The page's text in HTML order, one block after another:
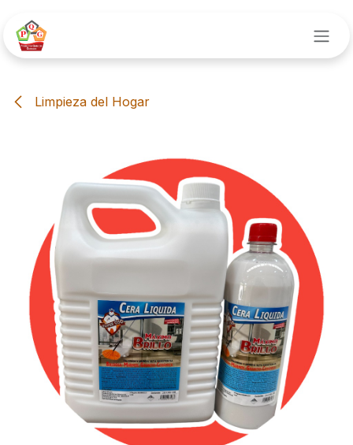
Limpieza del Hogar